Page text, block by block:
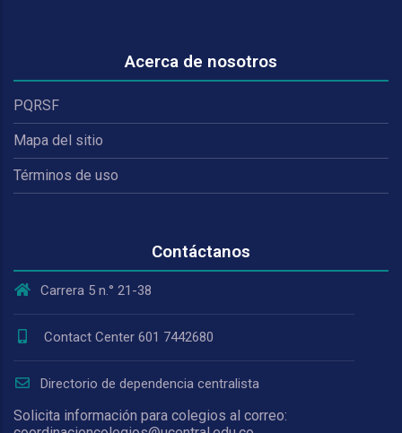
Acerca de nosotros
PQRSF
Mapa del sitio
Términos de uso
Contáctanos
Carrera 5 n.° 21-38
Contact Center 601 7442680
Directorio de dependencia centralista
Solicita información para colegios al correo: